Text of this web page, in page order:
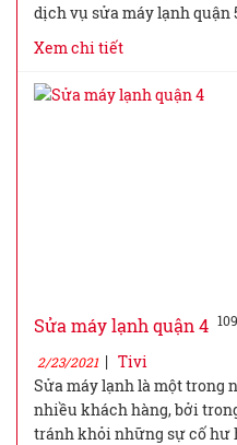
dịch vụ sửa máy lạnh quận
Xem chi tiết
Sửa máy lạnh quận 4
2/23/2021| Tivi
Sửa máy lạnh là một trong
nhiều khách hàng, bởi
tránh khỏi những sự cố hư